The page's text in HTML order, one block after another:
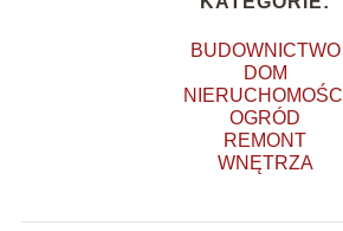
BUDOWNICTWO
DOM
NIERUCHOMOŚCI
OGRÓD
REMONT
WNĘTRZA